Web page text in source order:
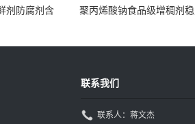
剂防腐剂含
聚丙烯酸钠食品级增稠剂
联系我们
联系人：蒋文杰